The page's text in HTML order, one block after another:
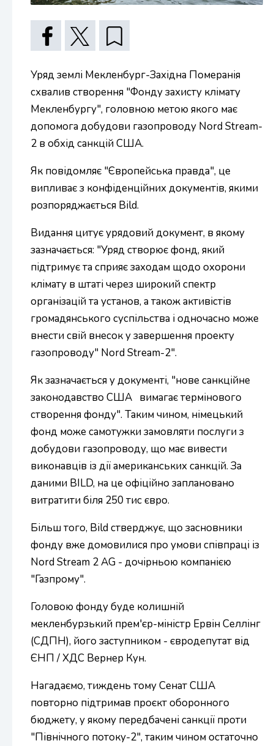
Уряд землі Мекленбург-Західна Померанія
схвалив створення "Фонду захисту клімату
Мекленбургу", головною метою якого має
допомога добудови газопроводу Nord Stream-
2 в обхід санкцій США.
Як повідомляє "Європейська правда", це
випливає з конфіденційних документів, якими
розпоряджається Bild.
Видання цитує урядовий документ, в якому
зазначається: "Уряд створює фонд, який
підтримує та сприяє заходам щодо охорони
клімату в штаті через широкий спектр
організацій та установ, а також активістів
громадянського суспільства і одночасно може
внести свій внесок у завершення проекту
газопроводу" Nord Stream-2".
Як зазначається у документі, "нове санкційне
законодавство США вимагає термінового
створення фонду". Таким чином, німецький
фонд може самотужки замовляти послуги з
добудови газопроводу, що має вивести
виконавців із дії американських санкцій. За
даними BILD, на це офіційно заплановано
витратити біля 250 тис євро.
Більш того, Bild стверджує, що засновники
фонду вже домовилися про умови співпраці із
Nord Stream 2 AG - дочірньою компанією
"Газпрому".
Головою фонду буде колишній
мекленбурзький прем'єр-міністр Ервін Селлінг
(СДПН), його заступником - євродепутат від
ЄНП / ХДС Вернер Кун.
Нагадаємо, тиждень тому Сенат США
повторно підтримав проєкт оборонного
бюджету, у якому передбачені санкції проти
"Північного потоку-2", таким чином остаточно